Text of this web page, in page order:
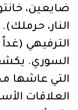
ضايعين،
النار،
الترفيهي
السوري.
التي عاشها
العلاقات